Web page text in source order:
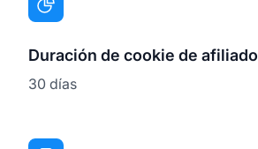
Duración de cookie de afiliado
30 días